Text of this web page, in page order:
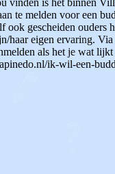
vinden is het binnen
te melden voor een
ook gescheiden ouders
haar eigen ervaring. Via
als het je wat lijkt
ik-wil-een-